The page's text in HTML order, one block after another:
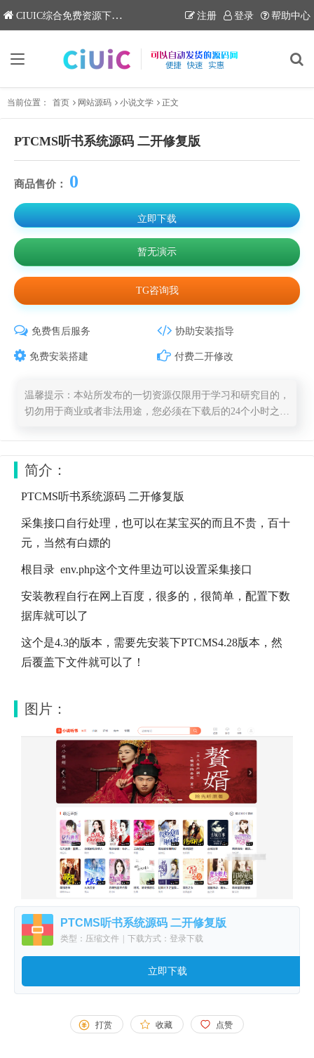
CIUIC综合免费资源下载网站 注册 登录 帮助中心
当前位置： 首页 网站源码 小说文学 正文
PTCMS听书系统源码 二开修复版
商品售价： 0
立即下载
暂无演示
TG咨询我
免费售后服务 协助安装指导
免费安装搭建 付费二开修改
温馨提示：本站所发布的一切资源仅限用于学习和研究目的，
切勿用于商业或者非法用途，您必须在下载后的24个小时之
简介：
PTCMS听书系统源码 二开修复版
采集接口自行处理，也可以在某宝买的而且不贵，百十
元，当然有白嫖的
根目录 env.php这个文件里边可以设置采集接口
安装教程自行在网上百度，很多的，很简单，配置下数
据库就可以了
这个是4.3的版本，需要先安装下PTCMS4.28版本，然
后覆盖下文件就可以了！
图片：
PTCMS听书系统源码 二开修复版
类型：压缩文件 | 下载方式：登录下载
立即下载
打赏 收藏 点赞